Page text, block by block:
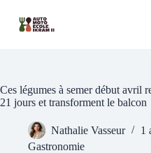
contenu
Ces légumes à semer début avril
21 jours et transforment le balcon
Nathalie Vasseur
1
Gastronomie